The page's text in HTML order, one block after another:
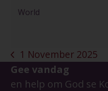
World
previous
post:
1 November 2025
Gee vandag
en help om God se